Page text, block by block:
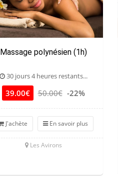
Massage polynésien (1h)
30 jours 4 heures restants...
39.00€ 50.00€ -22%
J'achète En savoir plus
Les Avirons